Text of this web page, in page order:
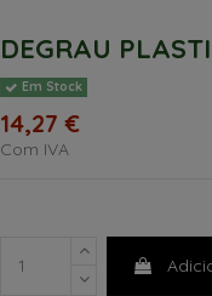
DEGRAU
Em Stock
14,27 €
Com IVA